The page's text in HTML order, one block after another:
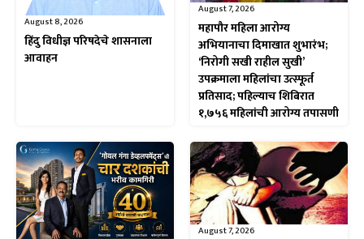
August 8, 2026
हिंदु विधीज्ञ परिषदेचे शासनाला
आवाहन
August 7, 2026
महापौर महिला आरोग्य
अभियानाचा दिमाखात शुभारंभ;
‘निरोगी सखी राहील सुखी’
उपक्रमाला महिलांचा उत्स्फूर्त
प्रतिसाद; पहिल्याच शिबिरात
१,७५६ महिलांची आरोग्य तपासणी
August 7, 2026